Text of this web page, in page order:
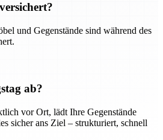
und Gegenstände sind während des
ab?
vor Ort, lädt Ihre Gegenstände
sicher ans Ziel – strukturiert, schnell